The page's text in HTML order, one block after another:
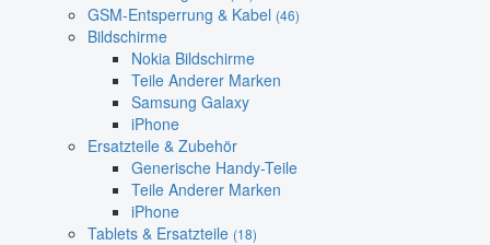
GSM-Entsperrung & Kabel (46)
Bildschirme
Nokia Bildschirme
Teile Anderer Marken
Samsung Galaxy
iPhone
Ersatzteile & Zubehör
Generische Handy-Teile
Teile Anderer Marken
iPhone
Tablets & Ersatzteile (18)